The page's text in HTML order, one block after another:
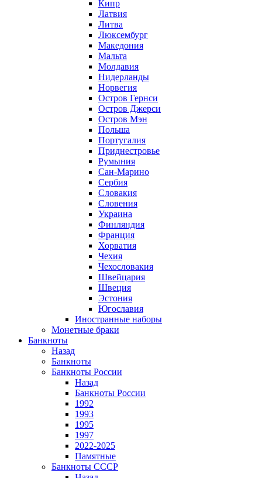
Кипр
Латвия
Литва
Люксембург
Македония
Мальта
Молдавия
Нидерланды
Норвегия
Остров Гернси
Остров Джерси
Остров Мэн
Польша
Португалия
Приднестровье
Румыния
Сан-Марино
Сербия
Словакия
Словения
Украина
Финляндия
Франция
Хорватия
Чехия
Чехословакия
Швейцария
Швеция
Эстония
Югославия
Иностранные наборы
Монетные браки
Банкноты
Назад
Банкноты
Банкноты России
Назад
Банкноты России
1992
1993
1995
1997
2022-2025
Памятные
Банкноты СССР